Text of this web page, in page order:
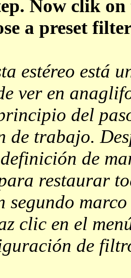
Now clik
a preset
estéreo está
ver en
del
de trabajo.
de
restaurar
segundo
clic en el
de